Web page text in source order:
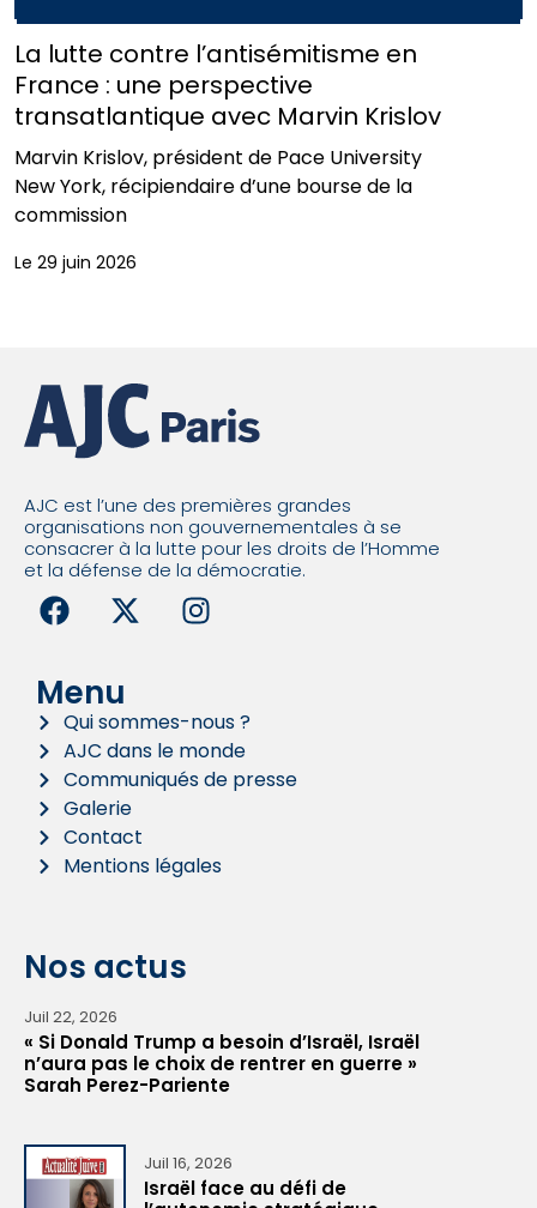
La lutte contre l’antisémitisme en
France : une perspective
transatlantique avec Marvin Krislov
Marvin Krislov, président de Pace University
New York, récipiendaire d’une bourse de la
commission
Le 29 juin 2026
AJC est l’une des premières grandes
organisations non gouvernementales à se
consacrer à la lutte pour les droits de l’Homme
et la défense de la démocratie.
Menu
Qui sommes-nous ?
AJC dans le monde
Communiqués de presse
Galerie
Contact
Mentions légales
Nos actus
Juil 22, 2026
« Si Donald Trump a besoin d’Israël, Israël
n’aura pas le choix de rentrer en guerre »
Sarah Perez-Pariente
Juil 16, 2026
Israël face au défi de